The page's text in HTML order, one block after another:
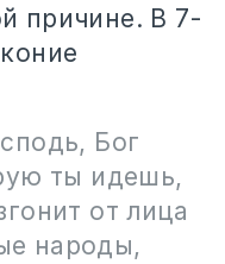
причине. В 7-
Бог
ты идешь,
от лица
народы,